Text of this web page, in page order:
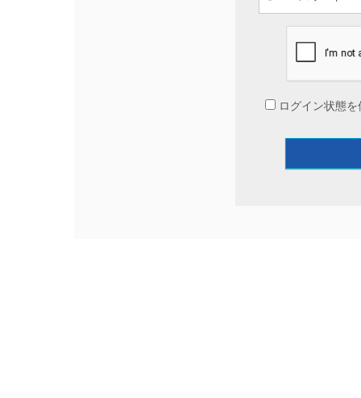
ログイン状態